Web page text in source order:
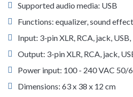
Supported audio media: USB
Functions: equalizer, sound
Input: 3-pin XLR, RCA, jack,
Output: 3-pin XLR, RCA, jack,
Power input: 100 - 240 VAC 50/
Dimensions: 63 x 38 x 12 cm